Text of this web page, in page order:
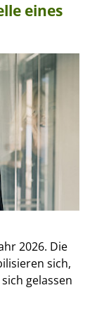
eines
2026. Die
sich,
gelassen